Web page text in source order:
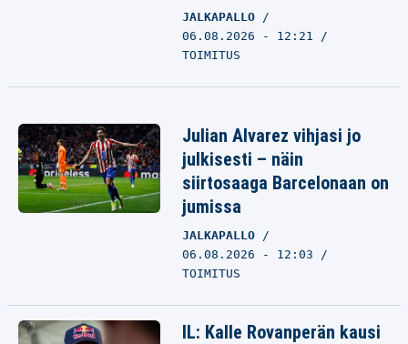
JALKAPALLO
06.08.2026 - 12:21
TOIMITUS
Julian Alvarez vihjasi jo
julkisesti – näin
siirtosaaga Barcelonaan on
jumissa
JALKAPALLO
06.08.2026 - 12:03
TOIMITUS
IL: Kalle Rovanperän kausi